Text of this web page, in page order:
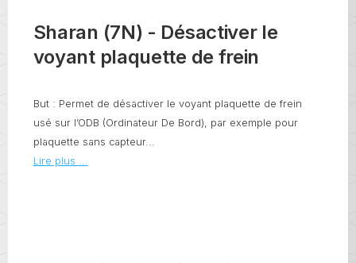
Sharan (7N) - Désactiver le
voyant plaquette de frein
But : Permet de désactiver le voyant plaquette de frein
usé sur l’ODB (Ordinateur De Bord), par exemple pour
plaquette sans capteur...
Lire plus ...